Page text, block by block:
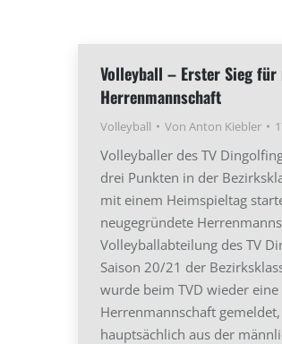
Volleyball – Erster Sieg für
Herrenmannschaft
Volleyball Von Anton Kiebler
Volleyballer des TV
drei Punkten in der
mit einem Heimspieltag
neugegründete
Volleyballabteilung des TV
Saison 20/21 der
wurde beim TVD wieder eine
Herrenmannschaft
hauptsächlich aus der